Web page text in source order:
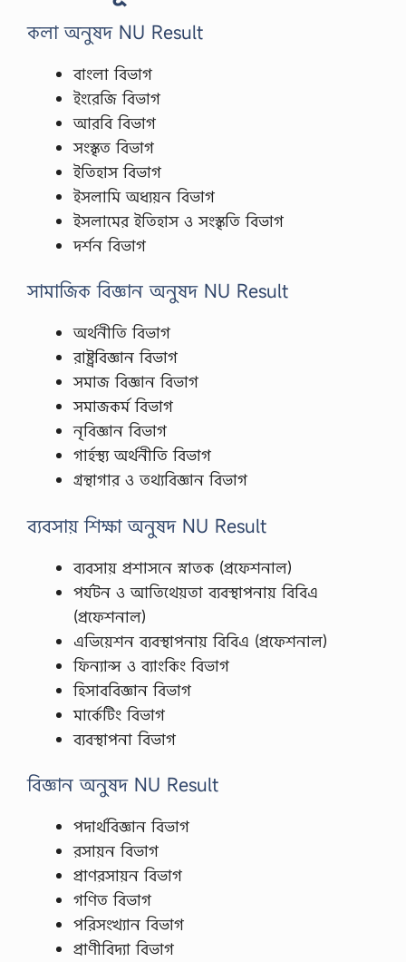
কলা অনুষদ NU Result
বাংলা বিভাগ
ইংরেজি বিভাগ
আরবি বিভাগ
সংস্কৃত বিভাগ
ইতিহাস বিভাগ
ইসলামি অধ্যয়ন বিভাগ
ইসলামের ইতিহাস ও সংস্কৃতি বিভাগ
দর্শন বিভাগ
সামাজিক বিজ্ঞান অনুষদ NU Result
অর্থনীতি বিভাগ
রাষ্ট্রবিজ্ঞান বিভাগ
সমাজ বিজ্ঞান বিভাগ
সমাজকর্ম বিভাগ
নৃবিজ্ঞান বিভাগ
গার্হস্থ্য অর্থনীতি বিভাগ
গ্রন্থাগার ও তথ্যবিজ্ঞান বিভাগ
ব্যবসায় শিক্ষা অনুষদ NU Result
ব্যবসায় প্রশাসনে স্নাতক (প্রফেশনাল)
পর্যটন ও আতিথেয়তা ব্যবস্থাপনায় বিবিএ
(প্রফেশনাল)
এভিয়েশন ব্যবস্থাপনায় বিবিএ (প্রফেশনাল)
ফিন্যান্স ও ব্যাংকিং বিভাগ
হিসাববিজ্ঞান বিভাগ
মার্কেটিং বিভাগ
ব্যবস্থাপনা বিভাগ
বিজ্ঞান অনুষদ NU Result
পদার্থবিজ্ঞান বিভাগ
রসায়ন বিভাগ
প্রাণরসায়ন বিভাগ
গণিত বিভাগ
পরিসংখ্যান বিভাগ
প্রাণীবিদ্যা বিভাগ